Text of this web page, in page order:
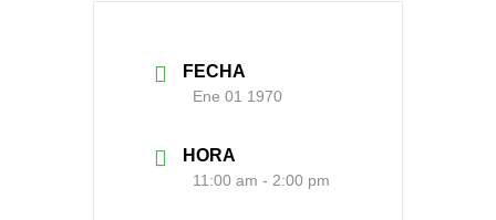
FECHA
Ene 01 1970
HORA
11:00 am - 2:00 pm